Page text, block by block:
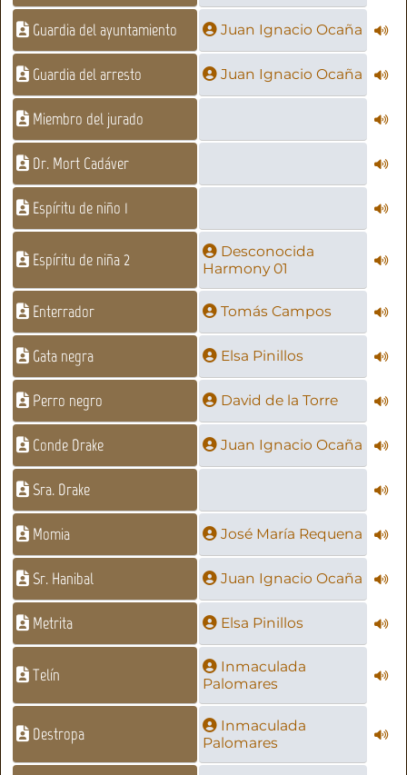
Guardia del ayuntamiento Juan Ignacio Ocaña
Guardia del arresto Juan Ignacio Ocaña
Miembro del jurado
Dr. Mort Cadáver
Espíritu de niño 1
Espíritu de niña 2
Desconocida
Harmony 01
Enterrador Tomás Campos
Gata negra Elsa Pinillos
Perro negro David de la Torre
Conde Drake Juan Ignacio Ocaña
Sra. Drake
Momia José María Requena
Sr. Hanibal Juan Ignacio Ocaña
Metrita Elsa Pinillos
Telín
Inmaculada
Palomares
Destropa
Inmaculada
Palomares